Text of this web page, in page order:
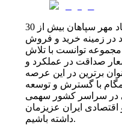
مرکزآهن با نام تجاری آهن سجاد مهر سپاهان بیش از 30
زمینه خرید و فروش
مجموعه توانست با تلاش
صداقت در عملکرد و
برترین در این عرصه
با گسترش و توسعه
در سراسر کشور سهمی
ایران عزیزمان
داشته باشیم.